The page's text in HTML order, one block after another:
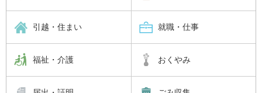
引越・住まい 就職・仕事
福祉・介護 おくやみ